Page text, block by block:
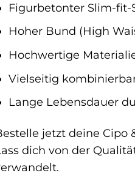
Figurbetonter Slim-
Hoher Bund (High
Hochwertige
Vielseitig
Lange Lebensdauer
jetzt deine Cipo
dich von der